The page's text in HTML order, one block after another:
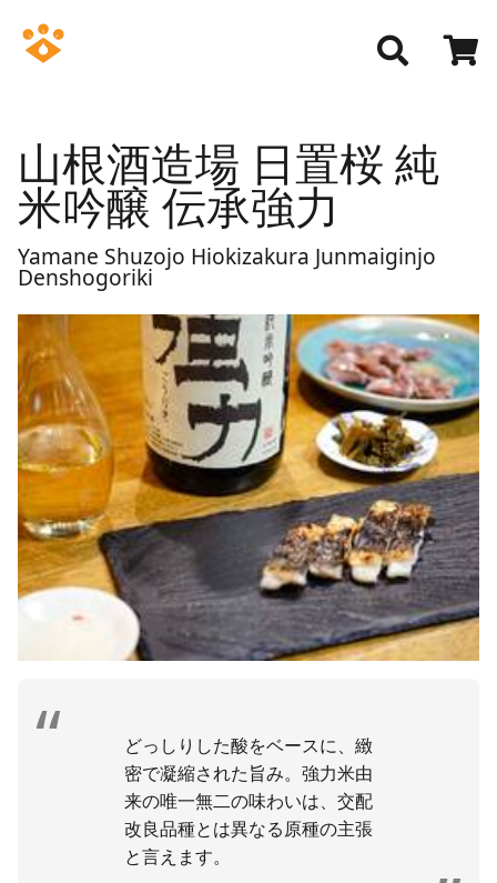
山根酒造場 日置桜 純
米吟醸 伝承強力
Yamane Shuzojo Hiokizakura Junmaiginjo
Denshogoriki
どっしりした酸をベースに、緻
密で凝縮された旨み。強力米由
来の唯一無二の味わいは、交配
改良品種とは異なる原種の主張
と言えます。